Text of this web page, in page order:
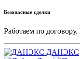
Безопасные сделки
Работаем по
ДАНЭКС